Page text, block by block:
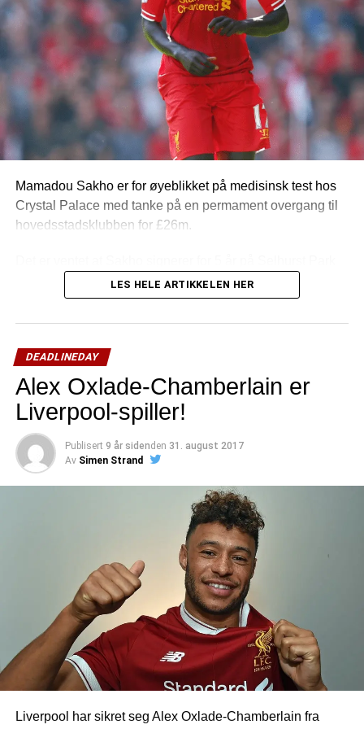
Mamadou Sakho er for øyeblikket på medisinsk test hos
Crystal Palace med tanke på en permament overgang til
hovedsstadsklubben for £26m.
etter rapportene å dømme.LES HELE ARTIKKELEN HER
DEADLINEDAY
Alex Oxlade-Chamberlain er
Liverpool-spiller!
Publisert 9 år sidenden 31. august 2017
Av Simen Strand
Liverpool har sikret seg Alex Oxlade-Chamberlain fra